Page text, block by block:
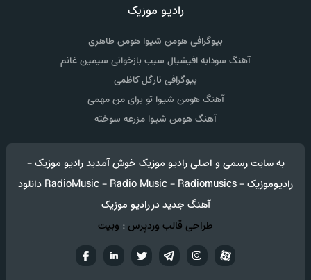
رادیو موزیک
بیوگرافی هومن شیوا هومن طاهری
آهنگ سودابه افیشیال سیب بازخوانی سیمین غانم
بیوگرافی نارگل کاظمی
آهنگ هومن شیوا تو برای من مهمی
آهنگ هومن شیوا مزرعه سوخته
به سایت رسمی و اصلی رادیو موزیک خوش آمدید رادیو موزیک -
رادیوموزیک - RadioMusic - Radio Music - Radiomusics دانلود
آهنگ جدید در رادیو موزیک
طراحی قالب وردپرس: وبیت
تويترتلگراماینستاگرام آپارات